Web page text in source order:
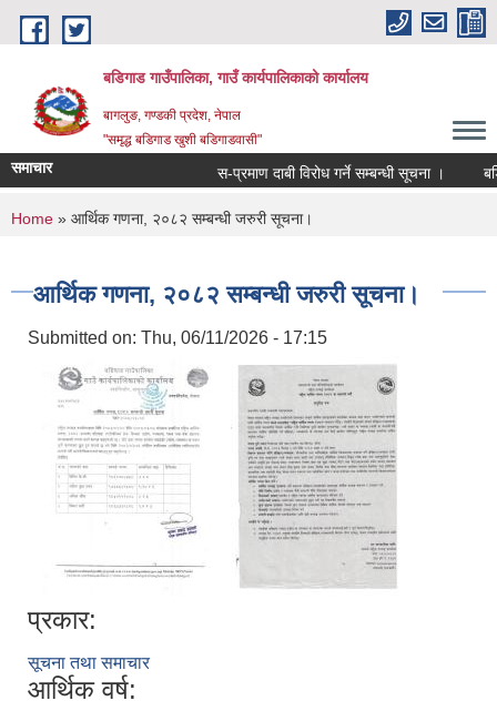
Skip to main content
बडिगाड गाउँपालिका, गाउँ कार्यपालिकाको कार्यालय
बागलुङ, गण्डकी प्रदेश, नेपाल
"समृद्ध बडिगाड खुशी बडिगाडवासी"
समाचार स-प्रमाण दाबी विरोध गर्ने सम्बन्धी सूचना ।
You are here
Home » आर्थिक गणना, २०८२ सम्बन्धी जरुरी सूचना।
आर्थिक गणना, २०८२ सम्बन्धी जरुरी सूचना।
Submitted on: Thu, 06/11/2026 - 17:15
प्रकार:
सूचना तथा समाचार
आर्थिक वर्ष: